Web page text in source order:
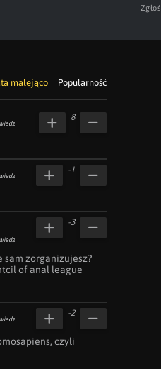
Zgłoś
malejąco Popularność
8
-1
sam zorganizujesz?
of anal league
-3
czyli
-2